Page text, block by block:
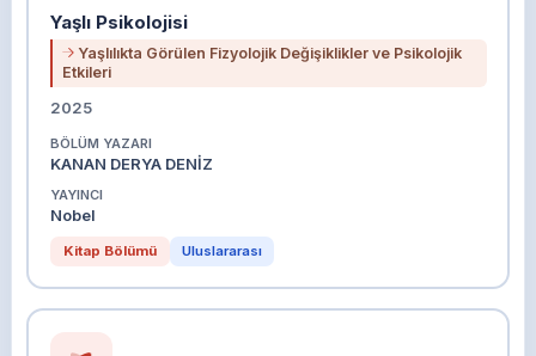
Yaşlı Psikolojisi
Yaşlılıkta Görülen Fizyolojik Değişiklikler ve Psikolojik
Etkileri
2025
BÖLÜM YAZARI
KANAN DERYA DENİZ
YAYINCI
Nobel
Kitap Bölümü Uluslararası